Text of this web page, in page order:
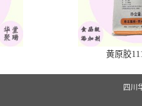
黄原胶
四川